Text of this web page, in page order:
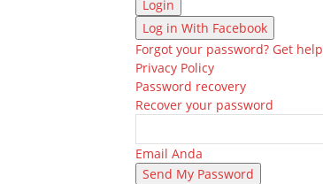
Log in With Facebook
Forgot your password? Get help
Privacy Policy
Password recovery
Recover your password
Email Anda